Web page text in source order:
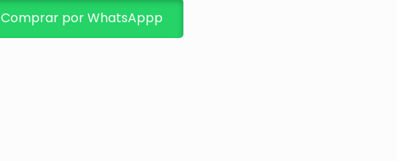
Comprar por WhatsAppp